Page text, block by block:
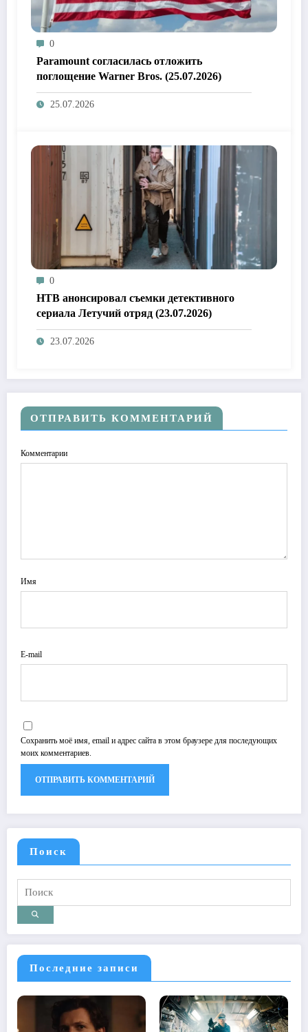
0
Paramount согласилась отложить
поглощение Warner Bros. (25.07.2026)
25.07.2026
0
НТВ анонсировал съемки детективного
сериала Летучий отряд (23.07.2026)
23.07.2026
ОТПРАВИТЬ КОММЕНТАРИЙ
Комментарии
Имя
E-mail
Сохранить моё имя, email и адрес сайта в этом браузере для последующих
моих комментариев.
Поиск
Последние записи